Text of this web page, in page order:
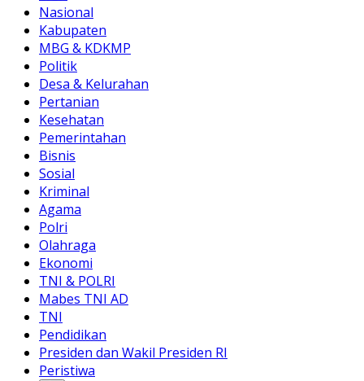
Nasional
Kabupaten
MBG & KDKMP
Politik
Desa & Kelurahan
Pertanian
Kesehatan
Pemerintahan
Bisnis
Sosial
Kriminal
Agama
Polri
Olahraga
Ekonomi
TNI & POLRI
Mabes TNI AD
TNI
Pendidikan
Presiden dan Wakil Presiden RI
Peristiwa